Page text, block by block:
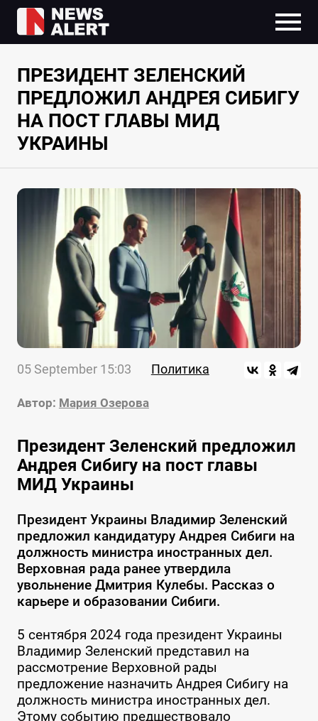
ПРЕЗИДЕНТ ЗЕЛЕНСКИЙ
ПРЕДЛОЖИЛ АНДРЕЯ СИБИГУ
НА ПОСТ ГЛАВЫ МИД
УКРАИНЫ
05 September 15:03 Политика
Автор: Мария Озерова
Президент Зеленский предложил
Андрея Сибигу на пост главы
МИД Украины
Президент Украины Владимир Зеленский
предложил кандидатуру Андрея Сибиги на
должность министра иностранных дел.
Верховная рада ранее утвердила
увольнение Дмитрия Кулебы. Рассказ о
карьере и образовании Сибиги.
5 сентября 2024 года президент Украины
Владимир Зеленский представил на
рассмотрение Верховной рады
предложение назначить Андрея Сибигу на
должность министра иностранных дел.
Этому событию предшествовало